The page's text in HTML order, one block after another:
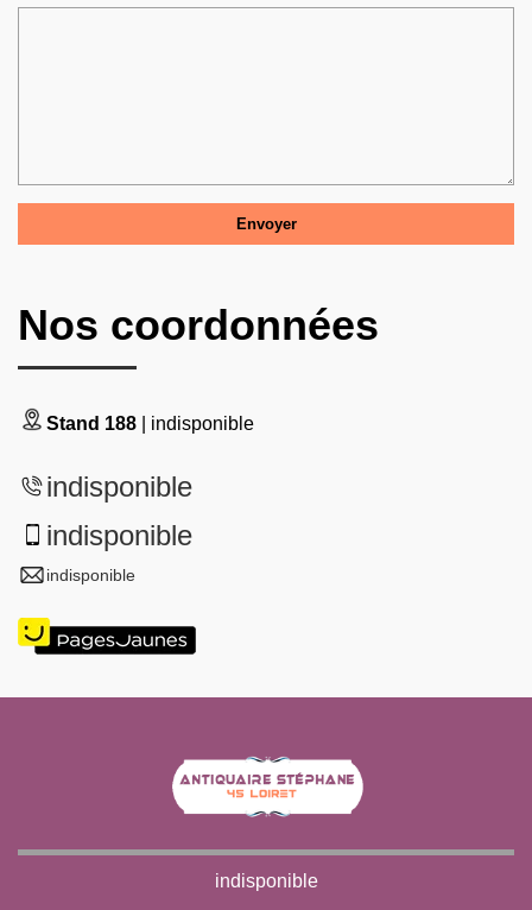
Nos coordonnées
Stand 188 | indisponible
indisponible
indisponible
indisponible
indisponible